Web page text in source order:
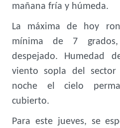
mañana fría y húmeda.
La máxima de hoy
mínima de 7 grados,
despejado. Humedad
viento sopla del
noche el cielo
cubierto.
Para este jueves, se